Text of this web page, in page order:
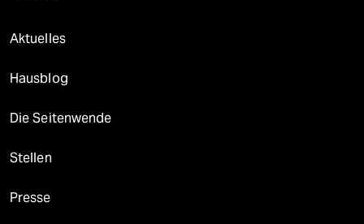
Aktuelles
Hausblog
Die Seitenwende
Stellen
Presse